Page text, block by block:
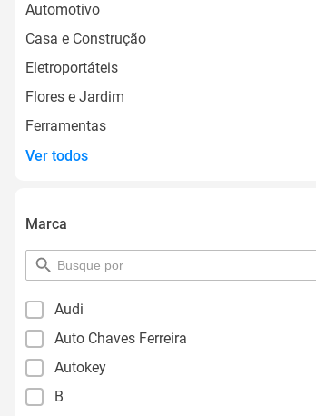
Automotivo
Casa e Construção
Eletroportáteis
Flores e Jardim
Ferramentas
Ver todos
Marca
pesquisar
por
Audi
Auto Chaves Ferreira
Autokey
B